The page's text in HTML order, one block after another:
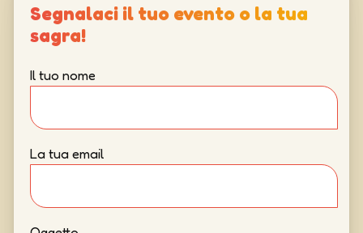
Segnalaci il tuo evento o la tua
sagra!
Il tuo nome
La tua email